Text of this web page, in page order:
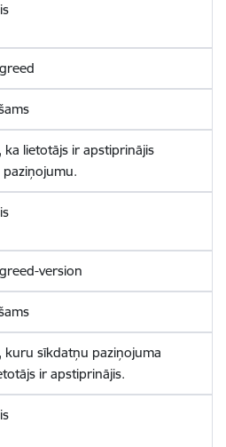
ka lietotājs ir apstiprinājis
version
kuru sīkdatņu paziņojuma
ir apstiprinājis.